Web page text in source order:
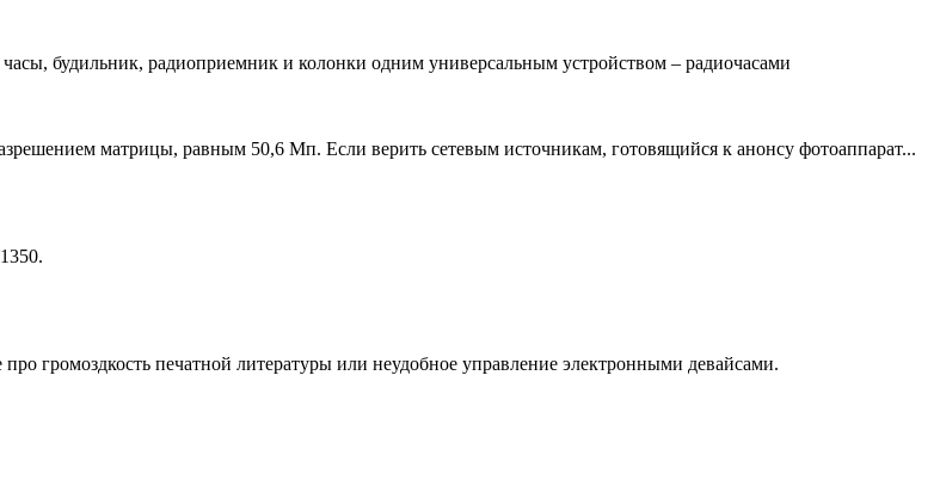
будильник, радиоприемник и колонки одним универсальным устройством – радиочасами
матрицы, равным 50,6 Мп. Если верить сетевым источникам, готовящийся к анонсу фотоаппарат...
громоздкость печатной литературы или неудобное управление электронными девайсами.